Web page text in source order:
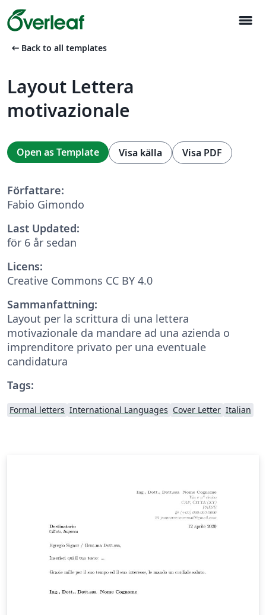
menu
arrow_left_alt Back to all templates
Layout Lettera
motivazionale
Open as Template Visa källa Visa PDF
Författare:
Fabio Gimondo
Last Updated:
för 6 år sedan
Licens:
Creative Commons CC BY 4.0
Sammanfattning:
Layout per la scrittura di una lettera
motivazionale da mandare ad una azienda o
imprenditore privato per una eventuale
candidatura
Tags:
Formal letters International Languages Cover Letter Italian